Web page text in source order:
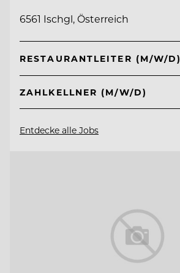
6561 Ischgl, Österreich
RESTAURANTLEITER (M/W/D)
ZAHLKELLNER (M/W/D)
Entdecke alle Jobs